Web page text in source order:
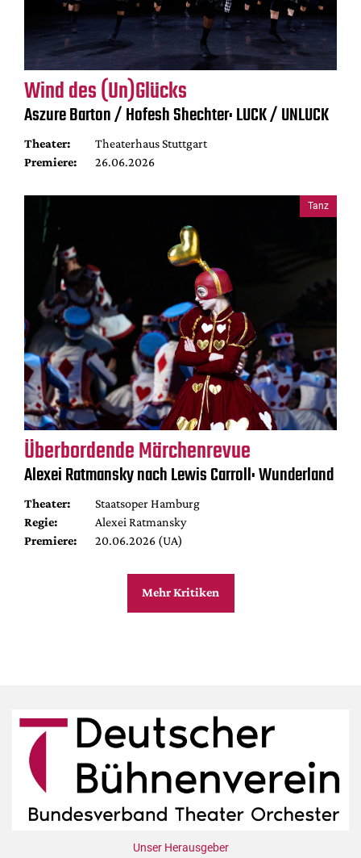
Wind des (Un)Glücks
Aszure Barton / Hofesh Shechter: LUCK / UNLUCK
Theater:
Theaterhaus Stuttgart
Premiere:
26.06.2026
Tanz
Überbordende Märchenrevue
Alexei Ratmansky nach Lewis Carroll: Wunderland
Theater:
Staatsoper Hamburg
Regie:
Alexei Ratmansky
Premiere:
20.06.2026 (UA)
Mehr Kritiken
Unser Herausgeber